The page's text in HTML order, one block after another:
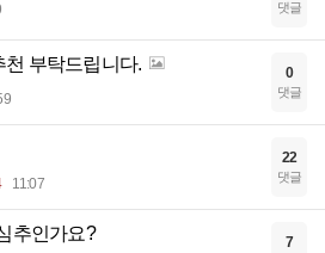
댓글
천 부탁드립니다. 0
댓글
11:07
22
댓글
추인가요? 7